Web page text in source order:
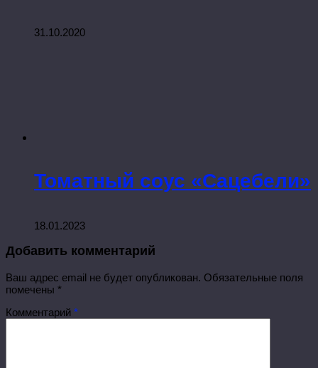
31.10.2020
Томатный соус «Сацебели»
18.01.2023
Добавить комментарий
Ваш адрес email не будет опубликован. Обязательные поля
помечены *
Комментарий *